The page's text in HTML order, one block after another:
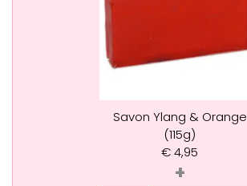
Savon Ylang & Orange
(115g)
€4,95
+